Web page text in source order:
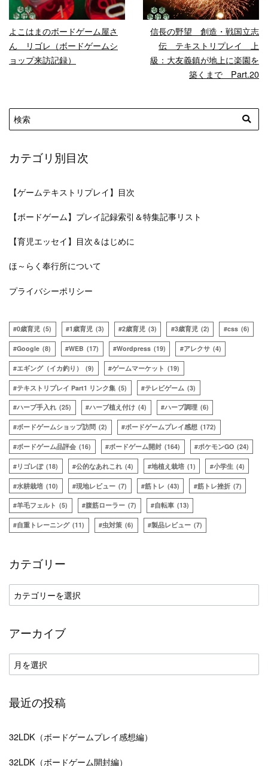
よこはまのボードゲーム屋さ
ん リゴレ（ボードゲームシ
ョップ来訪記録）
信長の野望 創造・戦国立志
伝 テキストリプレイ 上
級：大友義鎮が地上に楽園を
築くまで Part.20
カテゴリ別目次
【ゲームテキストリプレイ】目次
【ボードゲーム】プレイ記録索引＆特集記事リスト
【育児エッセイ】目次＆はじめに
ほ～らく奉行所について
プライバシーポリシー
0歳育児 (5) 1歳育児 (3) 2歳育児 (3) 3歳育児 (2) css (6)
Google (8) WEB (17) Wordpress (19) アレクサ (4)
エギング（イカ釣り） (9) ゲームマーケット (19)
テキストリプレイ Part1 リンク集 (5) テレビゲーム (3)
ハーブ手入れ (25) ハーブ植え付け (4) ハーブ調理 (6)
ボードゲームショップ訪問 (2) ボードゲームプレイ感想 (172)
ボードゲーム品評会 (16) ボードゲーム開封 (164) ポケモンGO (24)
リゴレぽ (18) 公的なあれこれ (4) 地植え栽培 (1) 小学生 (4)
水耕栽培 (10) 現地レビュー (7) 筋トレ (43) 筋トレ挫折 (7)
羊毛フェルト (5) 腹筋ローラー (7) 自転車 (13)
自重トレーニング (11) 虫対策 (6) 製品レビュー (7)
カテゴリー
カ
テ
リ
アーカイブ
ア
ー
イ
最近の投稿
32LDK（ボードゲームプレイ感想編）
32LDK（ボードゲーム開封編）